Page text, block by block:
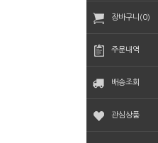
장바구니(0)
주문내역
배송조회
관심상품